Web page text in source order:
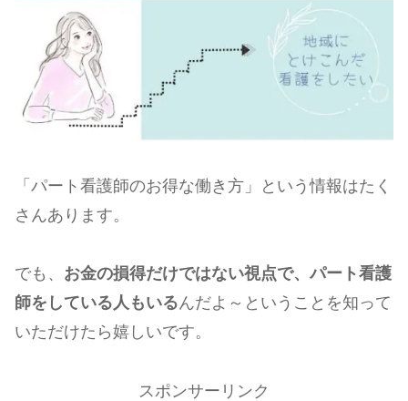
「パート看護師のお得な働き方」という情報はたく
さんあります。
でも、 お金の損得だけではない視点で、パート看護
師をしている人もいるんだよ～ということを知って
いただけたら嬉しいです。
スポンサーリンク